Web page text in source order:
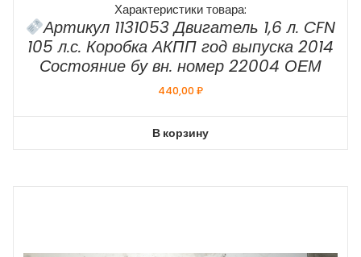
Характеристики товара:
Артикул 1131053 Двигатель 1,6 л. CFN
105 л.с. Коробка АКПП год выпуска 2014
Состояние бу вн. номер 22004 ОЕМ
440,00₽
В корзину